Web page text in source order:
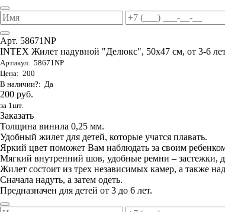
Арт. 58671NP
INTEX Жилет надувной "Делюкс", 50х47 см, от 3-6
Артикул: 58671NP
Цена: 200
В наличии?: Да
200 руб.
за 1шт.
Заказать
Толщина винила 0,25 мм.
Удобный жилет для детей, которые учатся плавать.
Яркий цвет поможет Вам наблюдать за своим
Мягкий внутренний шов, удобные ремни – застежки,
Жилет состоит из трех независимых камер, а также
Сначала надуть, а затем одеть.
Предназначен для детей от 3 до 6 лет.